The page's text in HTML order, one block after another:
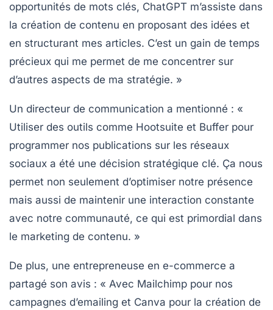
opportunités de mots clés, ChatGPT m’assiste dans
la création de contenu en proposant des idées et
en structurant mes articles. C’est un gain de temps
précieux qui me permet de me concentrer sur
d’autres aspects de ma stratégie. »
Un directeur de communication a mentionné : «
Utiliser des outils comme Hootsuite et Buffer pour
programmer nos publications sur les réseaux
sociaux a été une décision stratégique clé. Ça nous
permet non seulement d’optimiser notre présence
mais aussi de maintenir une interaction constante
avec notre communauté, ce qui est primordial dans
le marketing de contenu. »
De plus, une entrepreneuse en e-commerce a
partagé son avis : « Avec Mailchimp pour nos
campagnes d’emailing et Canva pour la création de